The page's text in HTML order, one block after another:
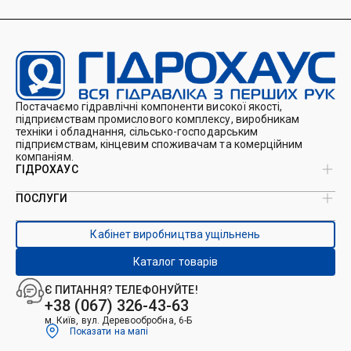
Постачаємо гідравлічні компоненти високої якості,
підприємствам промислового комплексу, виробникам
техніки і обладнання, сільсько-господарським
підприємствам, кінцевим споживачам та комерційним
компаніям.
Є ПИТАННЯ? ТЕЛЕФОНУЙТЕ!
+38 (067) 326-43-63
м. Київ, вул. Деревообробна, 6-Б
Показати на мапі
ГІДРОХАУС
Про нас
Каталоги
Контакти
ПОСЛУГИ
Виробництво ущільнень
Виробництво гідроциліндрів
Ремонт гідроциліндрів
Ремонт і виготовлення РВТ
Ремонт техніки
Гідрофікація авто
Кабінет виробництва ущільнень
Каталог товарів